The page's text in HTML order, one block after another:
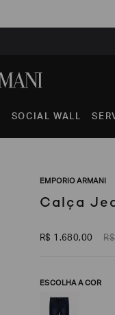
SOCIAL WALL
EMPORIO ARMANI
Calça
R$ 1 .680,00 R$
ESCOLHA A COR